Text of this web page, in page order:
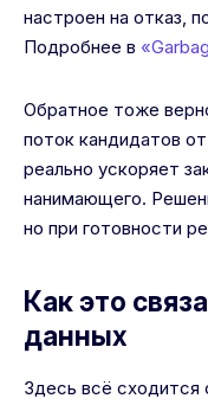
настроен на отказ,
Подробнее в
Обратное тоже
поток кандидатов
реально ускоряет
нанимающего.
но при готовности
Как это
данных
Здесь всё сходится